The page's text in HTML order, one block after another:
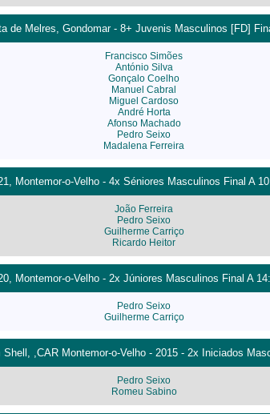
de Melres, Gondomar - 8+ Juvenis Masculinos [FD]
Francisco Simões
António Silva
Gonçalo Coelho
Manuel Cabral
Miguel Cardoso
André Horta
Afonso Machado
Pedro Seixo
Madalena Ferreira
Montemor-o-Velho - 4x Séniores Masculinos Final A
João Ferreira
Pedro Seixo
Guilherme Carriço
Ricardo Heitor
Montemor-o-Velho - 2x Júniores Masculinos Final A
Pedro Seixo
Guilherme Carriço
,CAR Montemor-o-Velho - 2015 - 2x Iniciados
Pedro Seixo
Romeu Sabino